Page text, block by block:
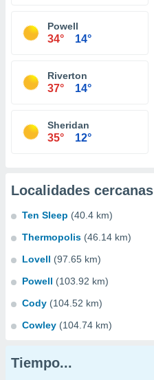
Powell
34° 14°
Riverton
37° 14°
Sheridan
35° 12°
Localidades cercanas
Ten Sleep (40.4 km)
Thermopolis (46.14 km)
Lovell (97.65 km)
Powell (103.92 km)
Cody (104.52 km)
Cowley (104.74 km)
Tiempo...